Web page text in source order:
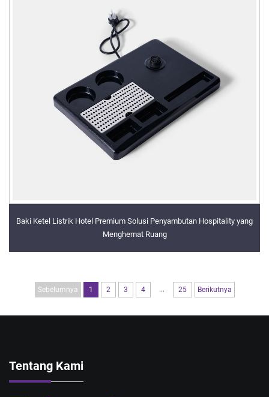
Baki Ketel Listrik Hotel Premium Solusi Penyambutan Hospitality yang
Menghemat Ruang
Sebelumnya 1 2 3 4 ... 25 Berikutnya
Tentang Kami